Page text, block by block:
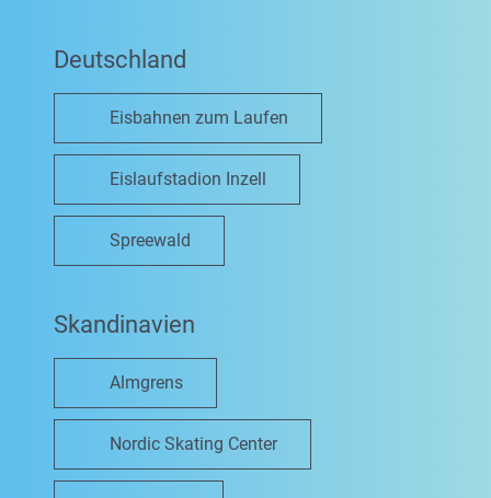
Deutschland
Eisbahnen zum Laufen
Eislaufstadion Inzell
Spreewald
Skandinavien
Almgrens
Nordic Skating Center